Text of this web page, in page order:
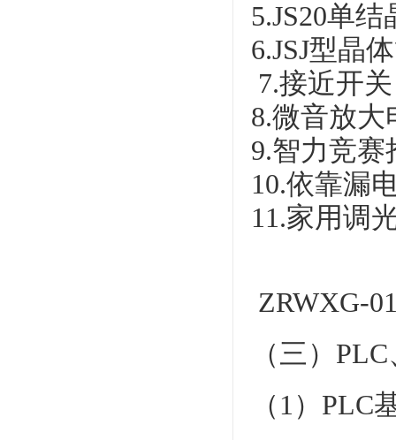
5.JS20单
6.JSJ型晶
7.接近开关
8.微音放大
9.智力竞赛
10.依靠漏
11.家用调
ZRWXG-
（三）
（1）PLC